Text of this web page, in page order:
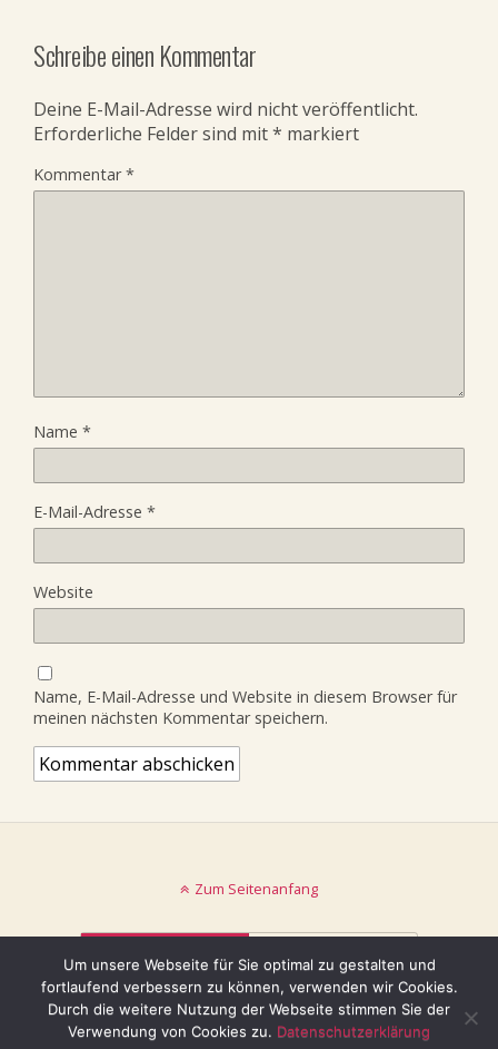
Schreibe einen Kommentar
Deine E-Mail-Adresse wird nicht veröffentlicht.
Erforderliche Felder sind mit* markiert
Kommentar*
Name *
E-Mail-Adresse *
Website
Name, E-Mail-Adresse und Website in diesem Browser für
meinen nächsten Kommentar speichern.
Zum Seitenanfang
© keinblatt.de
Um unsere Webseite für Sie optimal zu gestalten und
fortlaufend verbessern zu können, verwenden wir Cookies.
Durch die weitere Nutzung der Webseite stimmen Sie der
Verwendung von Cookies zu. Datenschutzerklärung